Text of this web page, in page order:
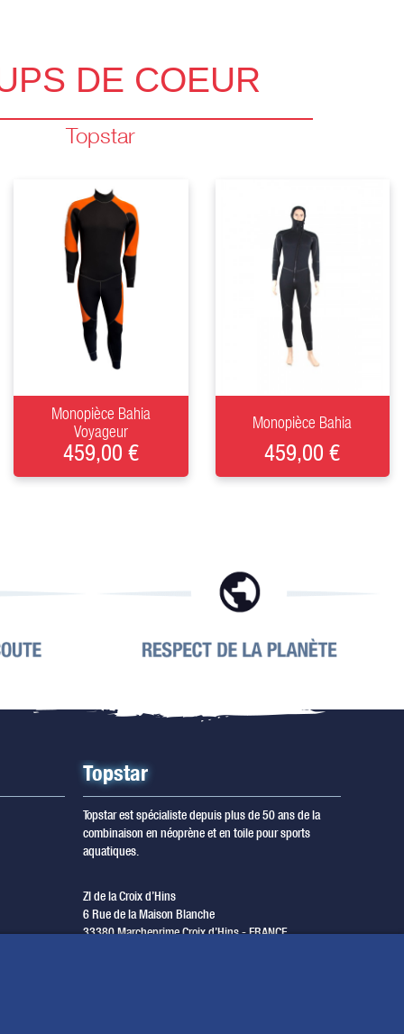
DE COEUR
Topstar
+
Monopièce Bahia
Voyageur
459,00 €
+
Monopièce Bahia
459,00 €
Topstar
Topstar est spécialiste depuis plus de 50 ans de la
combinaison en néoprène et en toile pour sports
aquatiques.
ZI de la Croix d’Hins
6 Rue de la Maison Blanche
33380 Marcheprime Croix d’Hins - FRANCE